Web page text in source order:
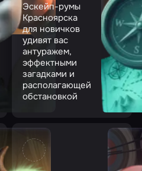
Эскейп-румы
Красноярска
для новичков
удивят вас
антуражем,
эффектными
загадками и
располагающей
обстановкой